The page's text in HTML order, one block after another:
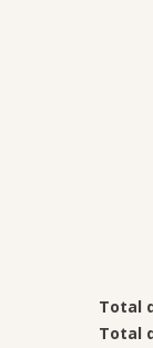
Total
Total